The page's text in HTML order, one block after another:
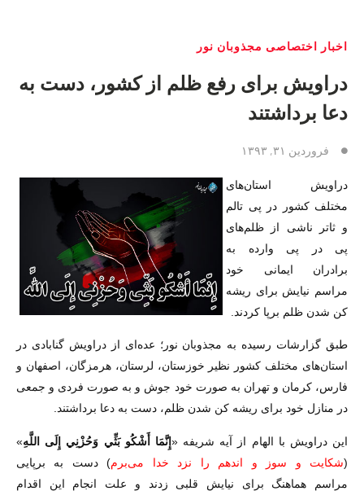
اخبار اختصاصی مجذوبان نور
دراویش برای رفع ظلم از کشور، دست به
دعا برداشتند
فروردین ۳۱, ۱۳۹۳
دراویش استان‌های
مختلف کشور در پی تالم
و ثاتر ناشی از ظلم‌های
پی در پی وارده به
برادران ایمانی خود
مراسم نیایش برای ریشه
کن شدن ظلم برپا کردند.
طبق گزارشات رسیده به مجذوبان نور؛ عده‌ای از دراویش گنابادی در
استان‌های مختلف کشور نظیر خوزستان، لرستان، هرمزگان، اصفهان و
فارس، کرمان و تهران به صورت خود جوش و به صورت فردی و جمعی
در منازل خود برای ریشه کن شدن ظلم، دست به دعا برداشتند.
این دراویش با الهام از آیه شریفه «إِنَّمَا أَشْكُو بَثِّي وَحُزْنِي إِلَى اللَّهِ»
(شکایت و سوز و اندهم را نزد خدا می‌برم) دست به برپایی
مراسم هماهنگ برای نیایش قلبی زدند و علت انجام این اقدام